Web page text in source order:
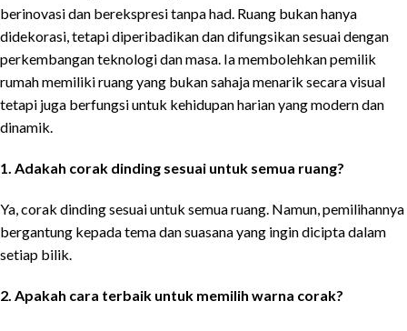
berinovasi dan berekspresi tanpa had. Ruang bukan hanya
didekorasi, tetapi diperibadikan dan difungsikan sesuai dengan
perkembangan teknologi dan masa. Ia membolehkan pemilik
rumah memiliki ruang yang bukan sahaja menarik secara visual
tetapi juga berfungsi untuk kehidupan harian yang modern dan
dinamik.
1. Adakah corak dinding sesuai untuk semua ruang?
Ya, corak dinding sesuai untuk semua ruang. Namun, pemilihannya
bergantung kepada tema dan suasana yang ingin dicipta dalam
setiap bilik.
2. Apakah cara terbaik untuk memilih warna corak?